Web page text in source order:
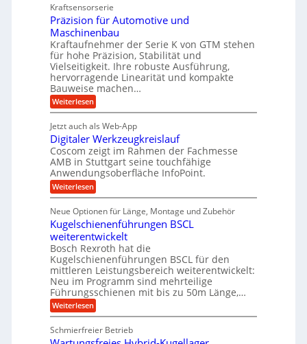
c
i
n
d
e
t
r
i
e
b
e
f
ü
r
r
a
e
U
m
g
e
b
u
n
g
e
n
d
A
u
f
t
r
a
g
s
e
i
n
g
a
n
g
l
o
s
e
,
w
e
n
i
g
e
r
S
t
e
l
e
n
h
n
s
t
a
n
g
e
n
g
e
t
r
i
e
b
e
f
ü
r
r
ä
i
s
e
H
u
b
b
e
w
e
g
Kraftsensorserie
Präzision für Automotive und
Maschinenbau
Kraftaufnehmer der Serie K von GTM stehen
für hohe Präzision, Stabilität und
Vielseitigkeit. Ihre robuste Ausführung,
hervorragende Linearität und kompakte
Bauweise machen…
Weiterlesen:
P
ä
z
i
s
i
o
n
f
r
A
u
t
o
m
o
t
i
v
e
n
d
Jetzt auch als Web-App
Digitaler Werkzeugkreislauf
Coscom zeigt im Rahmen der Fachmesse
AMB in Stuttgart seine touchfähige
Anwendungsoberfläche InfoPoint.
Weiterlesen:
D
g
i
t
a
l
e
r
W
e
r
k
z
e
u
Neue Optionen für Länge, Montage und Zubehör
Kugelschienenführungen BSCL
weiterentwickelt
Bosch Rexroth hat die
Kugelschienenführungen BSCL für den
mittleren Leistungsbereich weiterentwickelt:
Neu im Programm sind mehrteilige
Führungsschienen mit bis zu 50m Länge,…
Weiterlesen:
K
g
Schmierfreier Betrieb